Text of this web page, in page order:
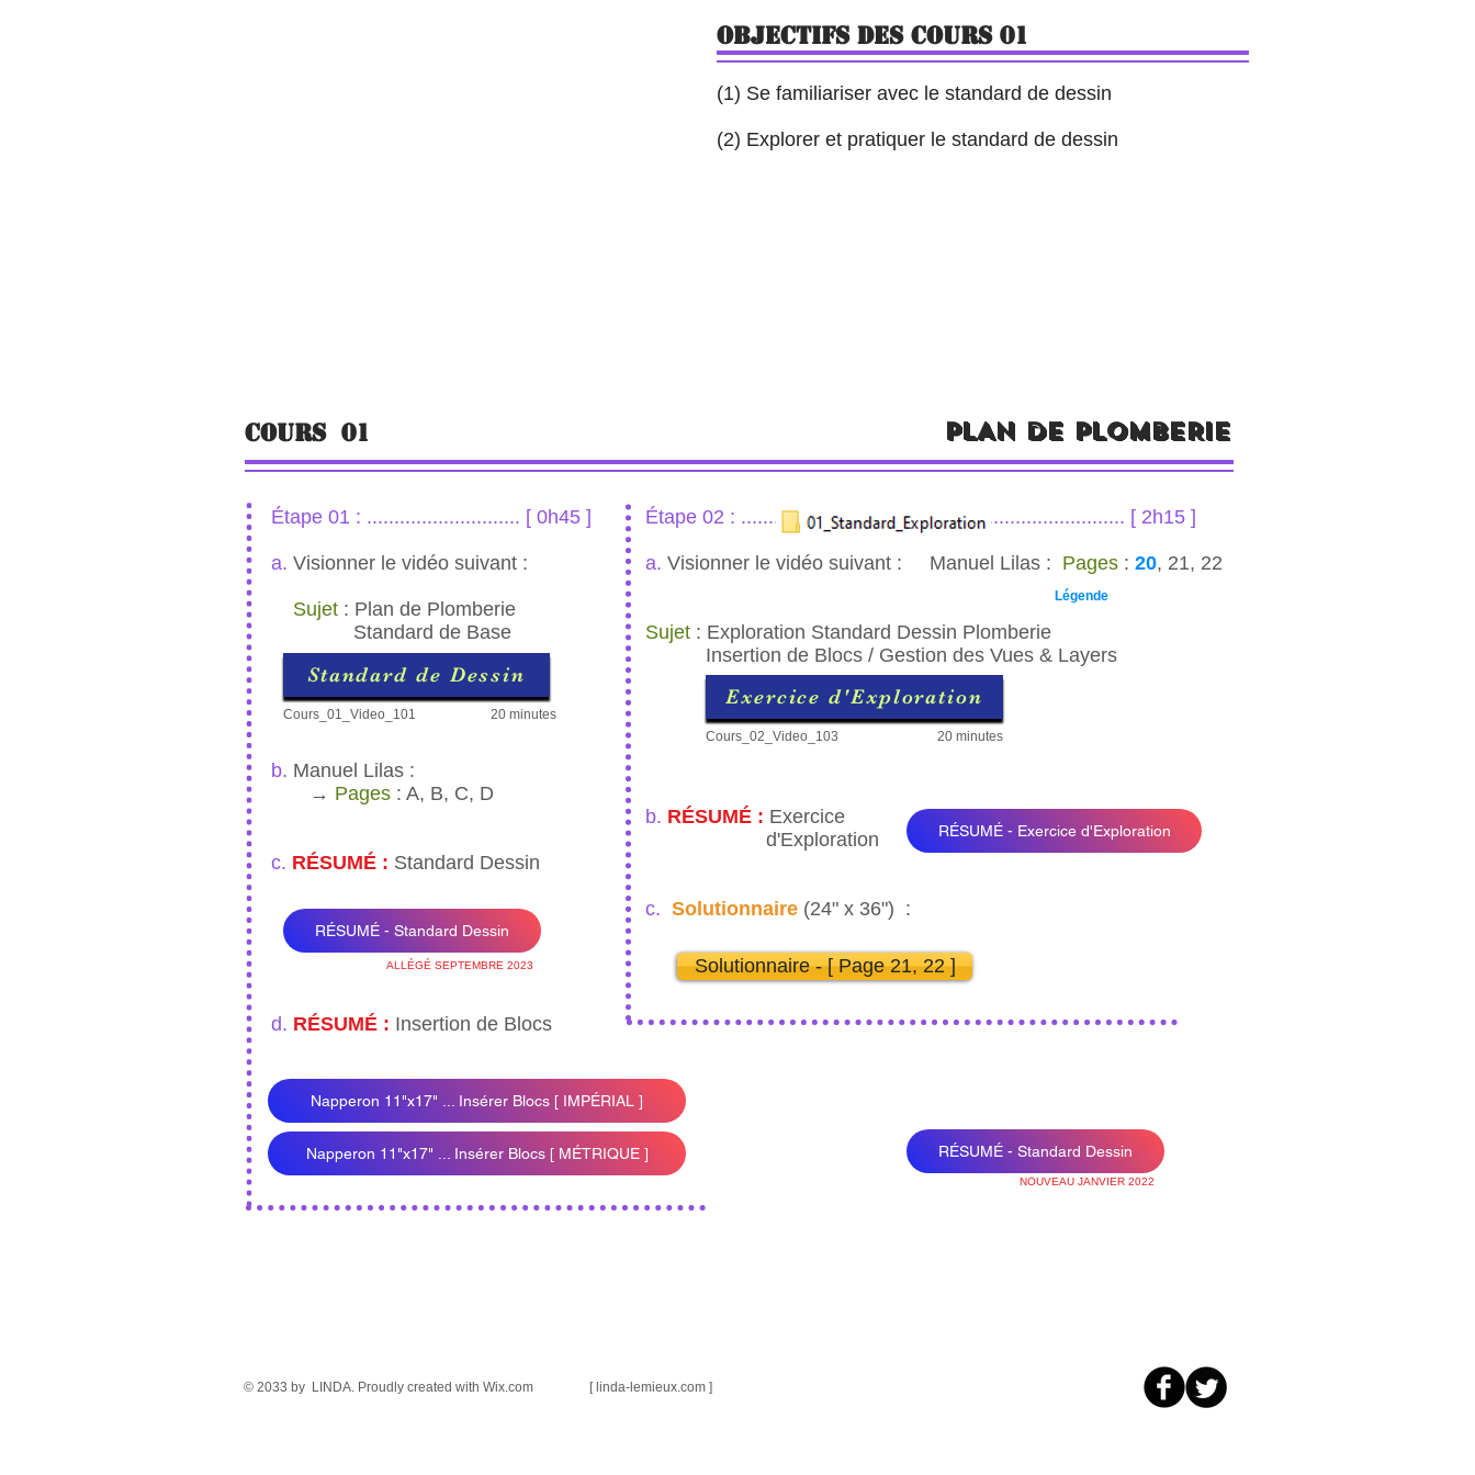
Objectifs des cours 01
(1) Se familiariser avec le standard de dessin
(2) Explorer et pratiquer le standard de dessin
Cours 01 PLAN DE PLOMBERIE
Étape 01 : ............................ [ 0h45 ]
a. Visionner le vidéo suivant :
Sujet : Plan de Plomberie
Standard de Base
b. Manuel Lilas :
→ Pages : A, B, C, D
c. RÉSUMÉ : Standard Dessin
d. RÉSUMÉ : Insertion de Blocs
20 minutes
Cours_01_Video_101
Standard de Dessin
Étape 02 : ...................................................................... [ 2h15 ]
a. Visionner le vidéo suivant : Manuel Lilas : Pages : 20, 21, 22
Sujet : Exploration Standard Dessin Plomberie
Insertion de Blocs / Gestion des Vues & Layers
b. RÉSUMÉ : Exercice
d'Exploration
c. Solutionnaire (24" x 36") :
Exercice d'Exploration
20 minutes
Cours_02_Video_103
Légende
RÉSUMÉ - Exercice d'Exploration
Solutionnaire - [ Page 21, 22 ]
RÉSUMÉ - Standard Dessin
ALLÉGÉ SEPTEMBRE 2023
Napperon 11"x17" ... Insérer Blocs [ IMPÉRIAL ]
Napperon 11"x17" ... Insérer Blocs [ MÉTRIQUE ] RÉSUMÉ - Standard Dessin
NOUVEAU JANVIER 2022
© 2033 by LINDA. Proudly created with Wix.com [ linda-lemieux.com ]